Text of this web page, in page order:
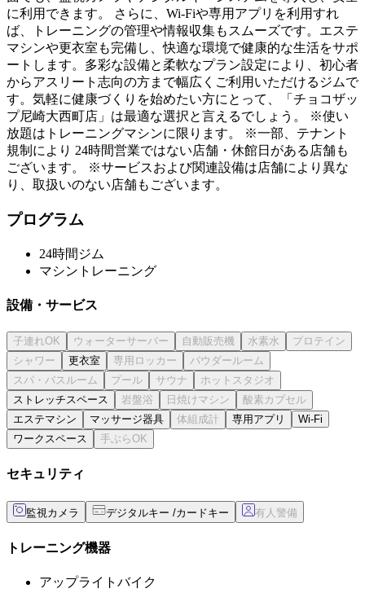
に利用できます。 さらに、Wi-Fiや専用アプリを利用すれ
ば、トレーニングの管理や情報収集もスムーズです。エステ
マシンや更衣室も完備し、快適な環境で健康的な生活をサポ
ートします。多彩な設備と柔軟なプラン設定により、初心者
からアスリート志向の方まで幅広くご利用いただけるジムで
す。気軽に健康づくりを始めたい方にとって、「チョコザッ
プ尼崎大西町店」は最適な選択と言えるでしょう。 ※使い
放題はトレーニングマシンに限ります。 ※一部、テナント
規制により 24時間営業ではない店舗・休館日がある店舗も
ございます。 ※サービスおよび関連設備は店舗により異な
り、取扱いのない店舗もございます。
プログラム
24時間ジム
マシントレーニング
設備・サービス
更衣室
ストレッチスペース
エステマシン
マッサージ器具 専用アプリ
Wi-Fi
ワークスペース
セキュリティ
監視カメラ デジタルキー /カードキー
トレーニング機器
アップライトバイク